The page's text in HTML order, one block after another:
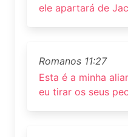
ele apartará de
Romanos 11:27
Esta é a minha
eu tirar os seus